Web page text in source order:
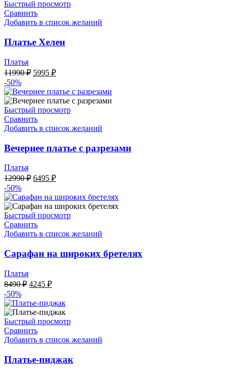
Быстрый просмотр
Сравнить
Добавить в список желаний
Платье Хелен
Платья
11990₽ Первоначальная
составляла
11990 ₽.
5995 ₽Текущая
5995 ₽.
-50%
Быстрый просмотр
Сравнить
Добавить в список желаний
Вечернее платье с разрезами
Платья
12990₽ Первоначальная
составляла
12990 ₽.
6495 ₽Текущая
6495 ₽.
-50%
Быстрый просмотр
Сравнить
Добавить в список желаний
Сарафан на широких бретелях
Платья
8490₽ Первоначальная
составляла
8490 ₽.
4245 ₽Текущая
4245 ₽.
-50%
Быстрый просмотр
Сравнить
Добавить в список желаний
Платье-пиджак